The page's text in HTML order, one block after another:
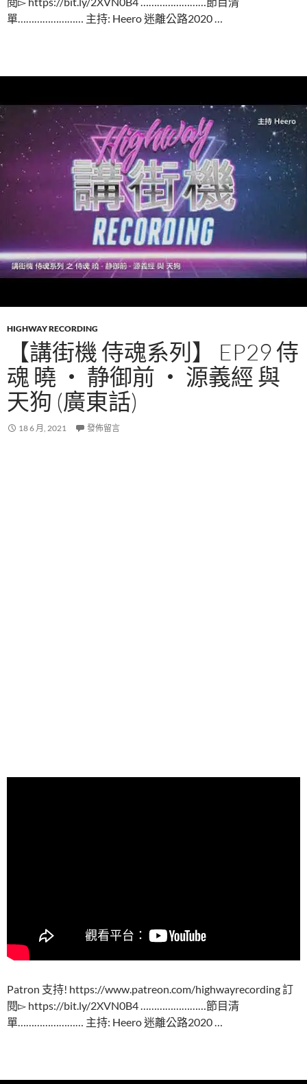
單…………………… 主持: Heero 迷離公路2020 …
HIGHWAY RECORDING
【講街機 侍魂系列】 EP29 侍
魂 曉 ‧ 静御前 ‧ 源義經 與
天狗 (廣東話)
18 6 月, 2021 發佈留言
Patron 支持! https://www.patreon.com/highwayrecording 訂
閱▻ https://bit.ly/2XVN0B4 ……………………節目清
單…………………… 主持: Heero 迷離公路2020 …